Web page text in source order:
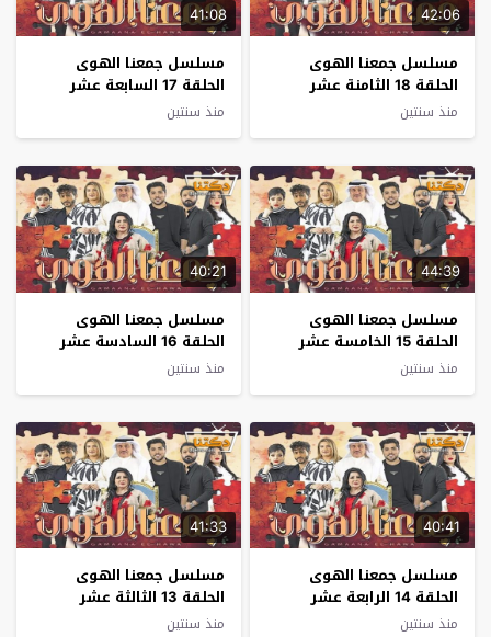
42:06
مسلسل جمعنا الهوى
الحلقة 18 الثامنة عشر
منذ سنتين
41:08
مسلسل جمعنا الهوى
الحلقة 17 السابعة عشر
منذ سنتين
44:39
مسلسل جمعنا الهوى
الحلقة 15 الخامسة عشر
منذ سنتين
40:21
مسلسل جمعنا الهوى
الحلقة 16 السادسة عشر
منذ سنتين
40:41
مسلسل جمعنا الهوى
الحلقة 14 الرابعة عشر
منذ سنتين
41:33
مسلسل جمعنا الهوى
الحلقة 13 الثالثة عشر
منذ سنتين